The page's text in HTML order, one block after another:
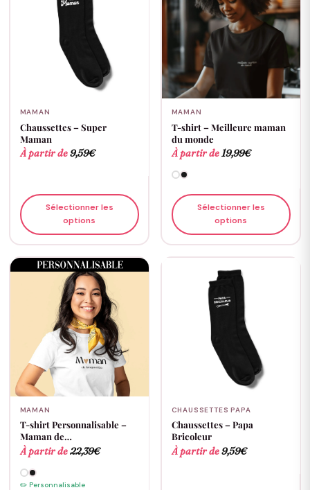
MAMAN
Chaussettes – Super
Maman
À partir de9,59€
Sélectionner les
options
MAMAN
T-shirt – Meilleure maman
du monde
À partir de19,99€
Sélectionner les
options
MAMAN
T-shirt Personnalisable –
Maman de…
À partir de22,39€
✏️ Personnalisable
CHAUSSETTES PAPA
Chaussettes – Papa
Bricoleur
À partir de9,59€